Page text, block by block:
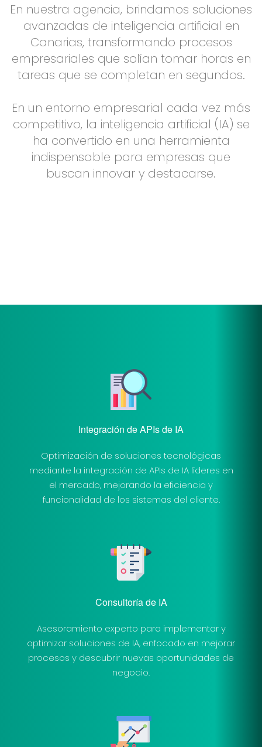
En nuestra agencia, brindamos soluciones
avanzadas de inteligencia artificial en
Canarias, transformando procesos
empresariales que solían tomar horas en
tareas que se completan en segundos.
En un entorno empresarial cada vez más
competitivo, la inteligencia artificial (IA) se
ha convertido en una herramienta
indispensable para empresas que
buscan innovar y destacarse.
Integración de APIs de IA
Optimización de soluciones tecnológicas
mediante la integración de APIs de IA líderes en
el mercado, mejorando la eficiencia y
funcionalidad de los sistemas del cliente.
Consultoría de IA
Asesoramiento experto para implementar y
optimizar soluciones de IA, enfocado en mejorar
procesos y descubrir nuevas oportunidades de
negocio.